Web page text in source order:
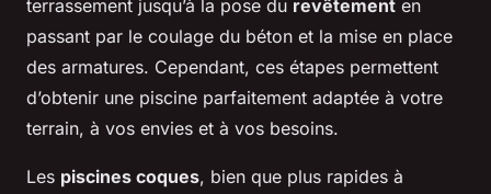
terrassement jusqu’à la pose du revêtement en
passant par le coulage du béton et la mise en place
des armatures. Cependant, ces étapes permettent
d’obtenir une piscine parfaitement adaptée à votre
terrain, à vos envies et à vos besoins.
Les piscines coques, bien que plus rapides à